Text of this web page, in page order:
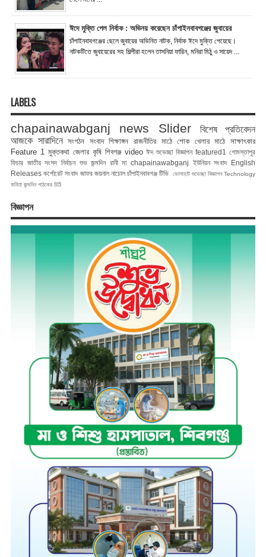
ঈদে মুক্তি পেল নির্বাক : অভিনয় করেছেন চাঁপাইনবাবগঞ্জের জুবায়ের
চাঁপাইনবাবগঞ্জের ছেলে জুবায়ের অভিনিত নাটক, নির্বাক ঈদে মুক্তি পেয়েছে।
নাটকটিতে জুবায়েরের সহ শিল্পীরা হলেন তাসনিয়া ফারিন, মনিরা মিঠু ও সায়েদ ...
LABELS
chapainawabganj news Slider
বিশেষ প্রতিবেদন
আজকে সারাদিনে সংগঠন সংবাদ শিক্ষাঙ্গন রাজনীতির মাঠে শোক খেলার মাঠে
সাক্ষাৎকার
Feature 1 মুক্তকথা জেলার কৃষি শিবগঞ্জ video ঈদ শুভেচ্ছা বিজ্ঞাপন featured1
গোমস্তাপুর
ফিচার জাতীয় সংসদ নির্বাচন শুভ জন্মদিন রানী মা chapainawabganj ইউনিয়ন সংবাদ English
Releases কর্পোরেট সংবাদ জাফর জয়নাল নাচোল চাঁপাইনবাবগঞ্জ টিভি ভোলাহাট শুভেচ্ছা বিজ্ঞাপন Technology
কবিতা জন্মদিন পাঠকের চিঠি
বিজ্ঞাপন